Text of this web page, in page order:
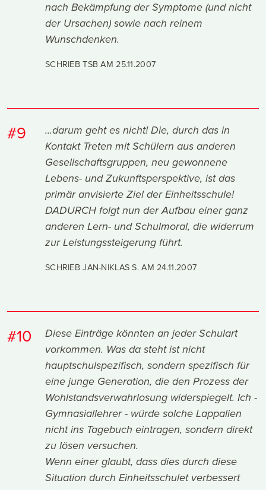
nach Bekämpfung der Symptome (und nicht
der Ursachen) sowie nach reinem
Wunschdenken.
SCHRIEB TSB AM25.11.2007
#9
...darum geht es nicht! Die, durch das in
Kontakt Treten mit Schülern aus anderen
Gesellschaftsgruppen, neu gewonnene
Lebens- und Zukunftsperspektive, ist das
primär anvisierte Ziel der Einheitsschule!
DADURCH folgt nun der Aufbau einer ganz
anderen Lern- und Schulmoral, die widerrum
zur Leistungssteigerung führt.
SCHRIEB JAN-NIKLAS S. AM24.11.2007
#10
Diese Einträge könnten an jeder Schulart
vorkommen. Was da steht ist nicht
hauptschulspezifisch, sondern spezifisch für
eine junge Generation, die den Prozess der
Wohlstandsverwahrlosung widerspiegelt. Ich -
Gymnasiallehrer - würde solche Lappalien
nicht ins Tagebuch eintragen, sondern direkt
zu lösen versuchen.
Wenn einer glaubt, dass dies durch diese
Situation durch Einheitsschulet verbessert